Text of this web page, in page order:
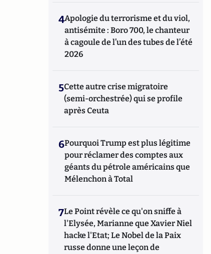
4Apologie du terrorisme et du viol,
antisémite : Boro 700, le chanteur
à cagoule de l’un des tubes de l’été
2026
5Cette autre crise migratoire
(semi-orchestrée) qui se profile
après Ceuta
6Pourquoi Trump est plus légitime
pour réclamer des comptes aux
géants du pétrole américains que
Mélenchon à Total
7Le Point révèle ce qu'on sniffe à
l'Elysée, Marianne que Xavier Niel
hacke l'Etat; Le Nobel de la Paix
russe donne une leçon de